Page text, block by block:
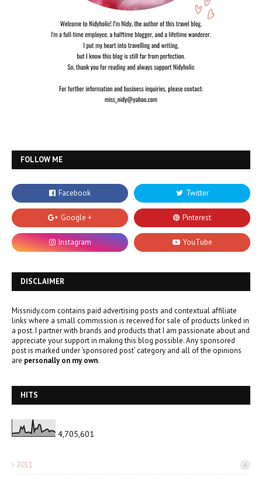
FOLLOW ME
DISCLAIMER
Missnidy.com contains paid advertising posts and contextual affiliate
links where a small commission is received for sale of products linked in
a post. I partner with brands and products that I am passionate about and
appreciate your support in making this blog possible. Any sponsored
post is marked under ‘sponsored post’ category and all of the opinions
are personally on my own.
HITS
4,705,601
2011 4